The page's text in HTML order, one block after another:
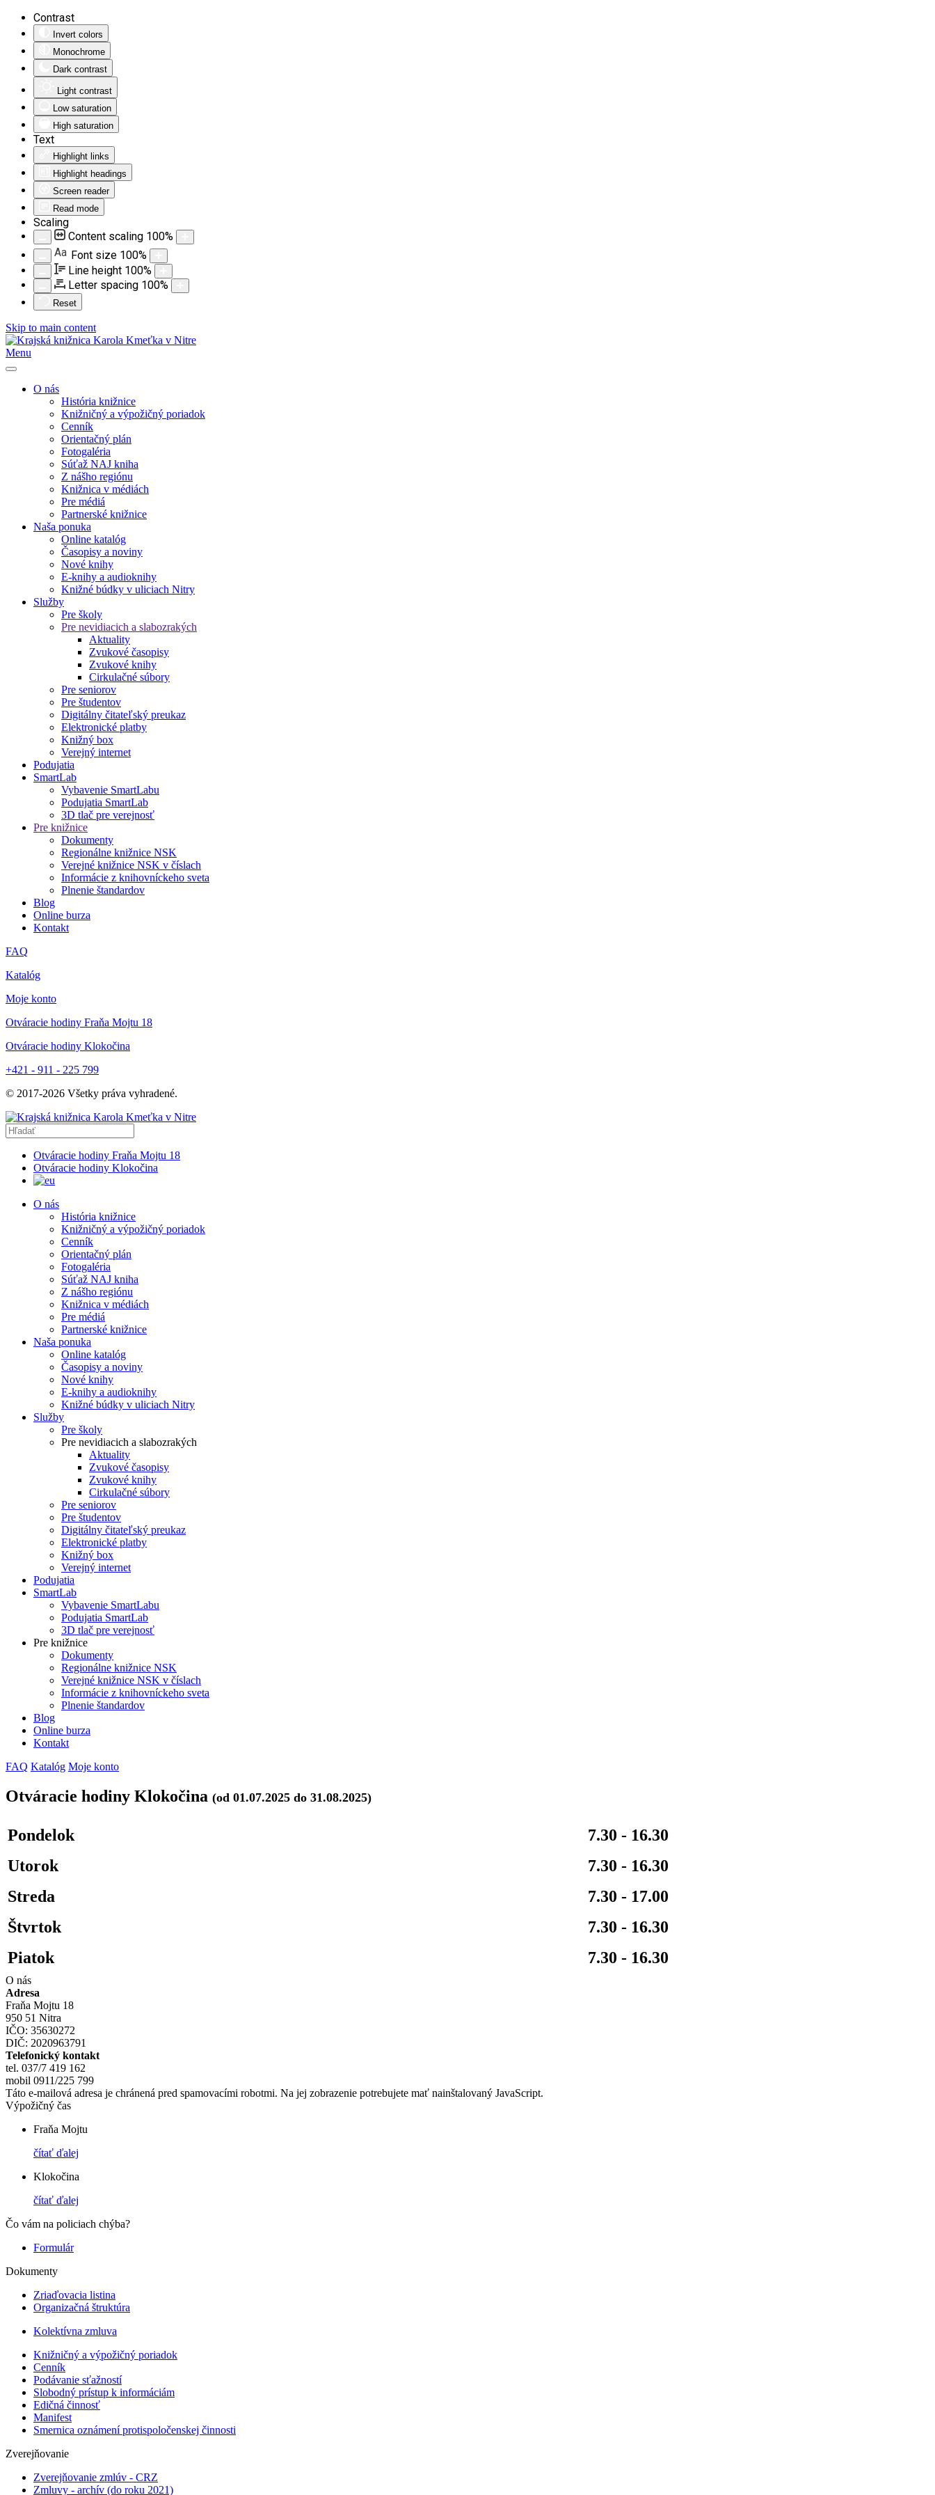
Contrast
Invert colors
Monochrome
Dark contrast
Light contrast
Low saturation
High saturation
Text
Highlight links
Highlight headings
Screen reader
Read mode
Scaling
Content scaling 100%
Aa Font size 100%
Line height 100%
Letter spacing 100%
Reset
Skip to main content
Menu
O nás
História knižnice
Knižničný a výpožičný poriadok
Cenník
Orientačný plán
Fotogaléria
Súťaž NAJ kniha
Z nášho regiónu
Knižnica v médiách
Pre médiá
Partnerské knižnice
Naša ponuka
Online katalóg
Časopisy a noviny
Nové knihy
E-knihy a audioknihy
Knižné búdky v uliciach Nitry
Služby
Pre školy
Pre nevidiacich a slabozrakých
Aktuality
Zvukové časopisy
Zvukové knihy
Cirkulačné súbory
Pre seniorov
Pre študentov
Digitálny čitateľský preukaz
Elektronické platby
Knižný box
Verejný internet
Podujatia
SmartLab
Vybavenie SmartLabu
Podujatia SmartLab
3D tlač pre verejnosť
Pre knižnice
Dokumenty
Regionálne knižnice NSK
Verejné knižnice NSK v číslach
Informácie z knihovníckeho sveta
Plnenie štandardov
Blog
Online burza
Kontakt
FAQ
Katalóg
Moje konto
Otváracie hodiny Fraňa Mojtu 18
Otváracie hodiny Klokočina
+421 - 911 - 225 799
© 2017-2026 Všetky práva vyhradené.
Otváracie hodiny Fraňa Mojtu 18
Otváracie hodiny Klokočina
O nás
História knižnice
Knižničný a výpožičný poriadok
Cenník
Orientačný plán
Fotogaléria
Súťaž NAJ kniha
Z nášho regiónu
Knižnica v médiách
Pre médiá
Partnerské knižnice
Naša ponuka
Online katalóg
Časopisy a noviny
Nové knihy
E-knihy a audioknihy
Knižné búdky v uliciach Nitry
Služby
Pre školy
Pre nevidiacich a slabozrakých
Aktuality
Zvukové časopisy
Zvukové knihy
Cirkulačné súbory
Pre seniorov
Pre študentov
Digitálny čitateľský preukaz
Elektronické platby
Knižný box
Verejný internet
Podujatia
SmartLab
Vybavenie SmartLabu
Podujatia SmartLab
3D tlač pre verejnosť
Pre knižnice
Dokumenty
Regionálne knižnice NSK
Verejné knižnice NSK v číslach
Informácie z knihovníckeho sveta
Plnenie štandardov
Blog
Online burza
Kontakt
FAQ Katalóg Moje konto
Otváracie hodiny Klokočina (od 01.07.2025 do 31.08.2025)
Pondelok
7.30 - 16.30
Utorok
7.30 - 16.30
Streda
7.30 - 17.00
Štvrtok
7.30 - 16.30
Piatok
7.30 - 16.30
O nás
Adresa
Fraňa Mojtu 18
950 51 Nitra
IČO: 35630272
DIČ: 2020963791
Telefonický kontakt
tel. 037/7 419 162
mobil 0911/225 799
Táto e-mailová adresa je chránená pred spamovacími robotmi. Na jej zobrazenie potrebujete mať nainštalovaný JavaScript.
Výpožičný čas
Fraňa Mojtu
čítať ďalej
Klokočina
čítať ďalej
Čo vám na policiach chýba?
Formulár
Dokumenty
Zriaďovacia listina
Organizačná štruktúra
Kolektívna zmluva
Knižničný a výpožičný poriadok
Cenník
Podávanie sťažností
Slobodný prístup k informáciám
Edičná činnosť
Manifest
Smernica oznámení protispoločenskej činnosti
Zverejňovanie
Zverejňovanie zmlúv - CRZ
Zmluvy - archív (do roku 2021)